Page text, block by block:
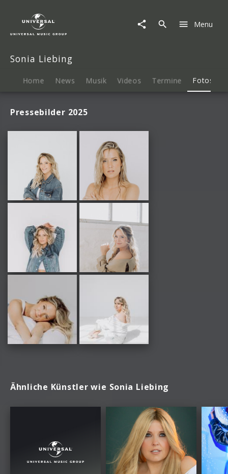
Fotos
Menu
Sonia Liebing
Home News Musik Videos Termine Fotos
Pressebilder 2025
Ähnliche Künstler wie Sonia Liebing